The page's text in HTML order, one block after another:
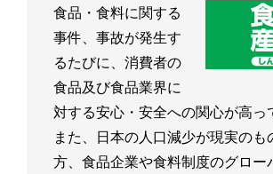
食品・食料に関する
事件、事故が発生す
るたびに、消費者の
食品及び食品業界に
対する安心・安全への関心が高っ
また、日本の人口減少が現実のも
方、食品企業や食料制度のグロー